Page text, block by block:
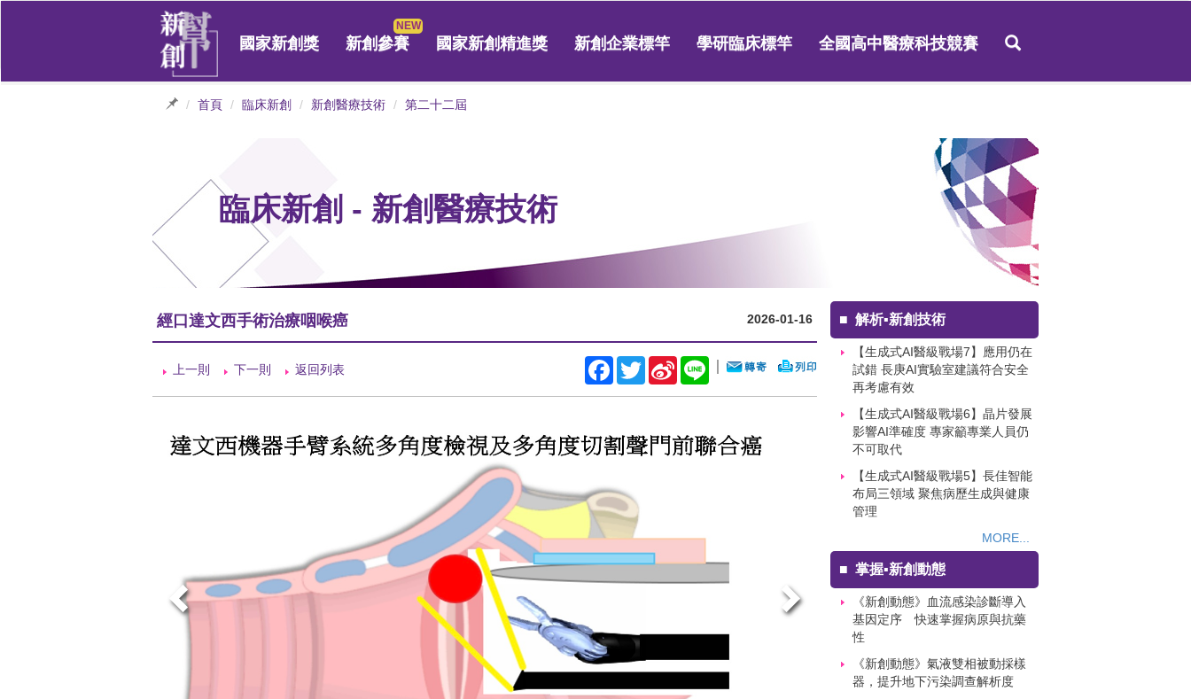
國家新創獎 新創參賽 國家新創精進獎 新創企業標竿 學研臨床標竿 全國高中醫療科技競賽
首頁 臨床新創 新創醫療技術 第二十二屆
臨床新創 - 新創醫療技術
經口達文西手術治療咽喉癌 2026-01-16
上一則 下一則 返回列表 Facebook
TwitterSina
Weibo
Line
■ 解析▪新創技術
【生成式AI醫級戰場7】應用仍在
試錯 長庚AI實驗室建議符合安全
再考慮有效
【生成式AI醫級戰場6】晶片發展
影響AI準確度 專家籲專業人員仍
不可取代
【生成式AI醫級戰場5】長佳智能
布局三領域 聚焦病歷生成與健康
管理
MORE...
■ 掌握▪新創動態
《新創動態》血流感染診斷導入
基因定序 快速掌握病原與抗藥
性
《新創動態》氣液雙相被動採樣
器，提升地下污染調查解析度